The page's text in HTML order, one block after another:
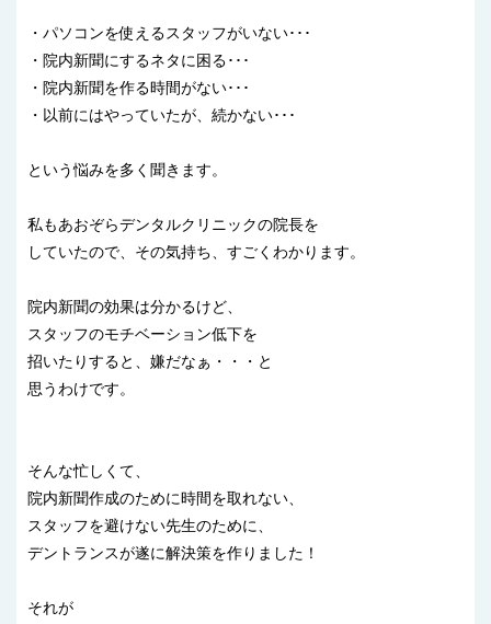
・パソコンを使えるスタッフがいない･･･
・院内新聞にするネタに困る･･･
・院内新聞を作る時間がない･･･
・以前にはやっていたが、続かない･･･
という悩みを多く聞きます。
私もあおぞらデンタルクリニックの院長を
していたので、その気持ち、すごくわかります。
院内新聞の効果は分かるけど、
スタッフのモチベーション低下を
招いたりすると、嫌だなぁ・・・と
思うわけです。
そんな忙しくて、
院内新聞作成のために時間を取れない、
スタッフを避けない先生のために、
デントランスが遂に解決策を作りました！
それが